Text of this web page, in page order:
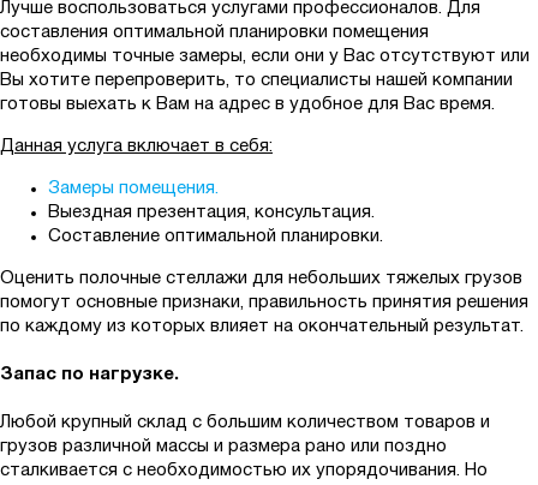
Лучше воспользоваться услугами профессионалов. Для
составления оптимальной планировки помещения
необходимы точные замеры, если они у Вас отсутствуют или
Вы хотите перепроверить, то специалисты нашей компании
готовы выехать к Вам на адрес в удобное для Вас время.
Данная услуга включает в себя:
Замеры помещения.
Выездная презентация, консультация.
Составление оптимальной планировки.
Оценить полочные стеллажи для небольших тяжелых грузов
помогут основные признаки, правильность принятия решения
по каждому из которых влияет на окончательный результат.
Запас по нагрузке.
Любой крупный склад с большим количеством товаров и
грузов различной массы и размера рано или поздно
сталкивается с необходимостью их упорядочивания. Но